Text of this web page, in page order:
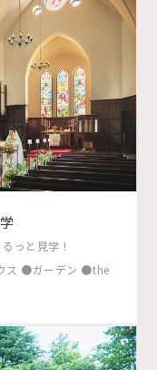
っと見学！
ス ●ガーデン ●the